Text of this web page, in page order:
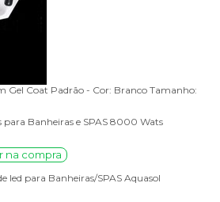
Gel Coat Padrão - Cor: Branco Tamanho:
para Banheiras e SPAS 8000 Wats
na compra
led para Banheiras/SPAS Aquasol